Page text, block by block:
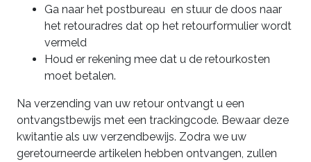
Ga naar het postbureau en stuur de doos naar
het retouradres dat op het retourformulier wordt
vermeld
Houd er rekening mee dat u de retourkosten
moet betalen.
Na verzending van uw retour ontvangt u een
ontvangstbewijs met een trackingcode. Bewaar deze
kwitantie als uw verzendbewijs. Zodra we uw
geretourneerde artikelen hebben ontvangen, zullen